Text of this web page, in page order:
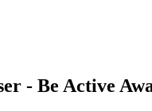
- Be Active